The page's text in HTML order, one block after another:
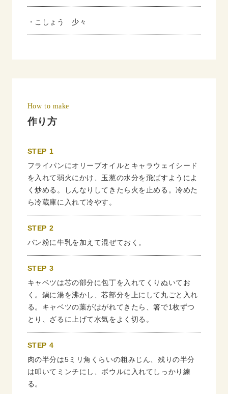
・こしょう 少々
How to make
作り方
STEP 1
フライパンにオリーブオイルとキャラウェイシード
を入れて弱火にかけ、玉葱の水分を飛ばすようによ
く炒める。しんなりしてきたら火を止める。冷めた
ら冷蔵庫に入れて冷やす。
STEP 2
パン粉に牛乳を加えて混ぜておく。
STEP 3
キャベツは芯の部分に包丁を入れてくりぬいてお
く。鍋に湯を沸かし、芯部分を上にして丸ごと入れ
る。キャベツの葉がはがれてきたら、箸で1枚ずつ
とり、ざるに上げて水気をよく切る。
STEP 4
肉の半分は5ミリ角くらいの粗みじん、残りの半分
は叩いてミンチにし、ボウルに入れてしっかり練
る。